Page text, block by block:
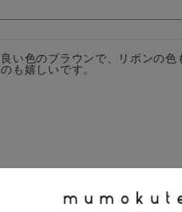
良い色のブラウンで、リボンの
のも嬉しいです。